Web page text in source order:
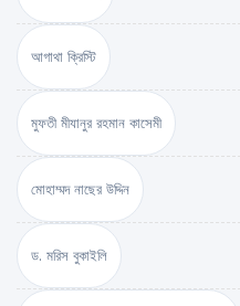
আগাথা ক্রিস্টি
মুফতী মীযানুর রহমান কাসেমী
মোহাম্মদ নাছের উদ্দিন
ড. মরিস বুকাইলি